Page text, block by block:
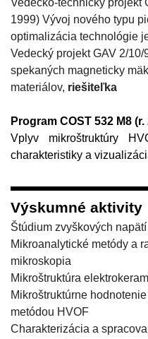
Vedecko-technický
1999) Vývoj nového typu
optimalizácia technológie
Vedecký projekt GAV 2/
spekaných magneticky
materiálov, riešiteľka
Program COST 532 M8 (r.
Vplyv mikroštruktúry
charakteristiky a
Výskumné aktivity
Štúdium zvyškových
Mikroanalytické metódy a
mikroskopia
Mikroštruktúra
Mikroštruktúrne
metódou HVOF
Charakterizácia a